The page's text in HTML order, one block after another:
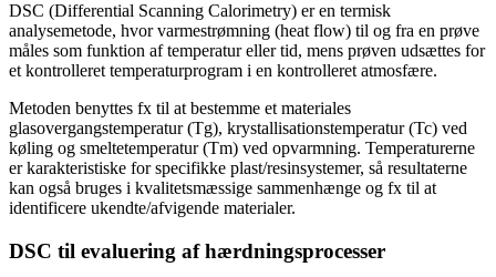
DSC (Differential Scanning Calorimetry) er en termisk
analysemetode, hvor varmestrømning (heat flow) til og fra en prøve
måles som funktion af temperatur eller tid, mens prøven udsættes for
et kontrolleret temperaturprogram i en kontrolleret atmosfære.
Metoden benyttes fx til at bestemme et materiales
glasovergangstemperatur (Tg), krystallisationstemperatur (Tc) ved
køling og smeltetemperatur (Tm) ved opvarmning. Temperaturerne
er karakteristiske for specifikke plast/resinsystemer, så resultaterne
kan også bruges i kvalitetsmæssige sammenhænge og fx til at
identificere ukendte/afvigende materialer.
DSC til evaluering af hærdningsprocesser